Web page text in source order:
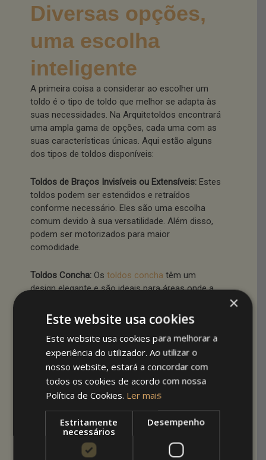
Diversas opções,
uma escolha
inteligente
A primeira coisa a considerar ao escolher um
toldo é o tipo de toldo que melhor se adapta às
suas necessidades. Na Arquitetoldos encontrará
uma ampla gama de opções, cada uma com as
suas características únicas. Aqui estão alguns
dos tipos de toldos disponíveis:
Toldos de Braços Invisíveis ou Extensíveis: Estes
toldos podem ser estendidos e retraídos
conforme necessário. Eles são uma escolha
comum devido à sua versatilidade. Além disso,
podem ser motorizados para maior
comodidade.
Toldos Concha: Os toldos concha têm um
design elegante e são ideais para áreas onde a
uma concha, proporcionando proteção quando
necessário.
Toldos Tensados:Os toldos tensados são
conhecidos pela sua aparência moderna e
minimalista. Eles são perfeitos para criar áreas
de sombra com um visual limpo e
Toldos Verticais:Se precisa de proteção lateral
contra ventos ou olhares curiosos, ostoldos
×
Este website usa cookies
Este website usa cookies para melhorar a
experiência do utilizador. Ao utilizar o
nosso website, estará a concordar com
todos os cookies de acordo com nossa
Política de Cookies. Ler mais
Estritamente
necessários
Desempenho